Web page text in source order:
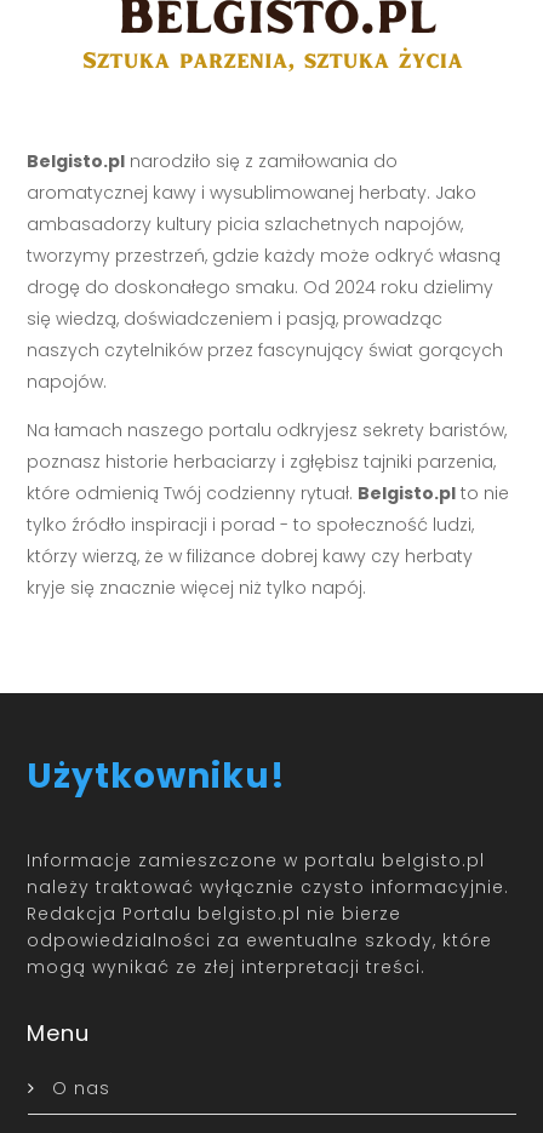
Belgisto.pl narodziło się z zamiłowania do
aromatycznej kawy i wysublimowanej herbaty. Jako
ambasadorzy kultury picia szlachetnych napojów,
tworzymy przestrzeń, gdzie każdy może odkryć własną
drogę do doskonałego smaku. Od 2024 roku dzielimy
się wiedzą, doświadczeniem i pasją, prowadząc
naszych czytelników przez fascynujący świat gorących
napojów.
Na łamach naszego portalu odkryjesz sekrety baristów,
poznasz historie herbaciarzy i zgłębisz tajniki parzenia,
które odmienią Twój codzienny rytuał. Belgisto.pl to nie
tylko źródło inspiracji i porad - to społeczność ludzi,
którzy wierzą, że w filiżance dobrej kawy czy herbaty
kryje się znacznie więcej niż tylko napój.
Użytkowniku!
Informacje zamieszczone w portalu belgisto.pl
należy traktować wyłącznie czysto informacyjnie.
Redakcja Portalu belgisto.pl nie bierze
odpowiedzialności za ewentualne szkody, które
mogą wynikać ze złej interpretacji treści.
Menu
O nas